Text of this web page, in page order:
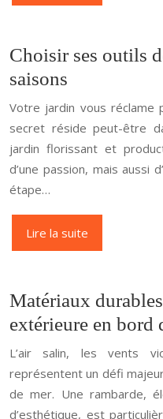
Choisir ses outils
saisons
Votre jardin vous réclame
secret réside peut-être
jardin florissant et
d’une passion, mais aussi
étape…
Lire la suite
Matériaux
extérieure en bord
L’air salin, les vents
représentent un défi
de mer. Une rambarde,
d’esthétique, est